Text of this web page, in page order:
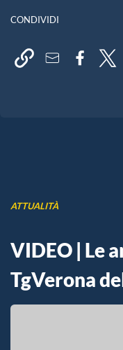
CONDIVIDI
ATTUALITÀ
VIDEO | Le
TgVerona